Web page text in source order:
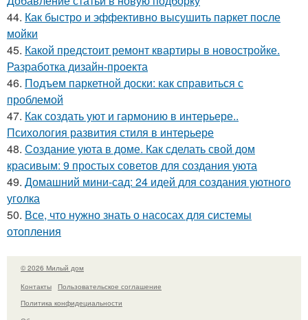
44. Как быстро и эффективно высушить паркет после
мойки
45. Какой предстоит ремонт квартиры в новостройке.
Разработка дизайн-проекта
46. Подъем паркетной доски: как справиться с
проблемой
47. Как создать уют и гармонию в интерьере..
Психология развития стиля в интерьере
48. Создание уюта в доме. Как сделать свой дом
красивым: 9 простых советов для создания уюта
49. Домашний мини-сад: 24 идей для создания уютного
уголка
50. Все, что нужно знать о насосах для системы
отопления
© 2026 Милый дом
Контакты
Пользовательское соглашение
Политика конфидециальности